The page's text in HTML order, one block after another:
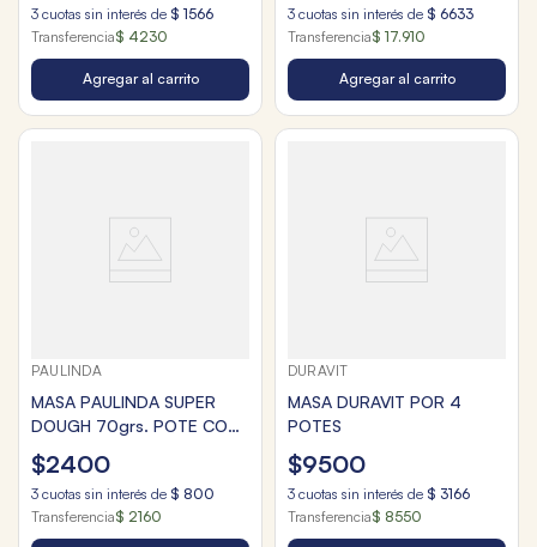
3 cuotas sin interés de $ 1566
Transferencia$ 4230
Agregar al carrito
3 cuotas sin interés de $ 6633
Transferencia$ 17.910
Agregar al carrito
PAULINDA
MASA PAULINDA SUPER
DOUGH 70grs. POTE COOL
DRAGON
$2400
3 cuotas sin interés de $ 800
Transferencia$ 2160
DURAVIT
MASA DURAVIT POR 4
POTES
$9500
3 cuotas sin interés de $ 3166
Transferencia$ 8550